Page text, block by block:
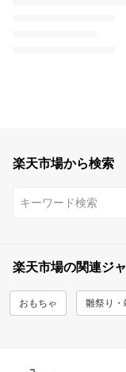
楽天市場から検索
楽天市場の関連ジ
おもちゃ 雛祭り・